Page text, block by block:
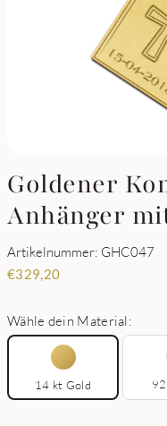
Goldener
Anhänger
Artikelnummer: GHC047
€329,20
Wähle dein Material:
14 kt Gold